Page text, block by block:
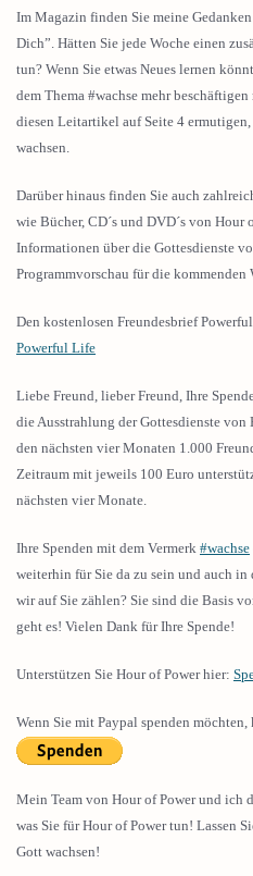
Im Magazin finden Sie meine
Dich”. Hätten Sie jede Woche einen
tun? Wenn Sie etwas Neues lernen
dem Thema #wachse mehr
diesen Leitartikel auf Seite 4
wachsen.
Darüber hinaus finden Sie auch
wie Bücher, CD´s und DVD´s von Hour
Informationen über die Gottesdienste
Programmvorschau für die kommenden
Den kostenlosen Freundesbrief
Powerful Life
Liebe Freund, lieber Freund, Ihre
die Ausstrahlung der Gottesdienste von
den nächsten vier Monaten 1.000
Zeitraum mit jeweils 100 Euro
nächsten vier Monate.
Ihre Spenden mit dem Vermerk #wachse
weiterhin für Sie da zu sein und auch
wir auf Sie zählen? Sie sind die Basis
geht es! Vielen Dank für Ihre Spende!
Unterstützen Sie Hour of Power hier:
Wenn Sie mit Paypal spenden
Mein Team von Hour of Power und ich
was Sie für Hour of Power tun! Lassen
Gott wachsen!